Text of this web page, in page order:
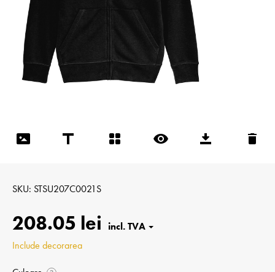
SKU STSU207C0021S
208.05 lei
Include decorarea